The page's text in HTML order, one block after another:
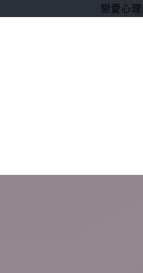
戀愛心理